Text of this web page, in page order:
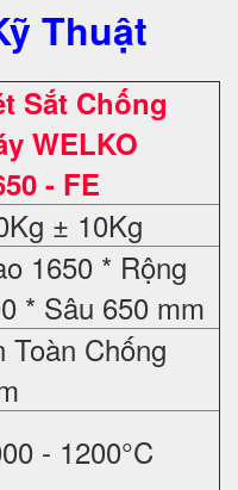
Thuật
Sắt Chống
WELKO
- FE
± 10Kg
1650 * Rộng
* Sâu 650 mm
Toàn Chống
- 1200°C